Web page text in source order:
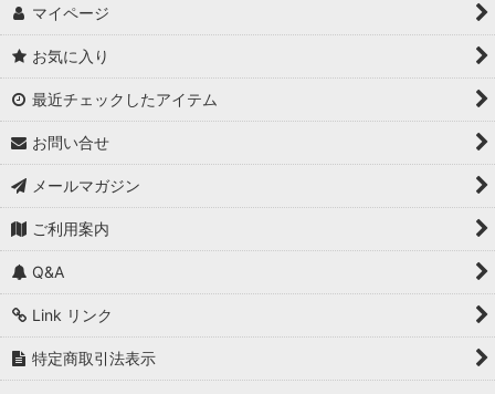
マイページ
お気に入り
最近チェックしたアイテム
お問い合せ
メールマガジン
ご利用案内
Q&A
Link リンク
特定商取引法表示